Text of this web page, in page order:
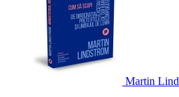
Martin